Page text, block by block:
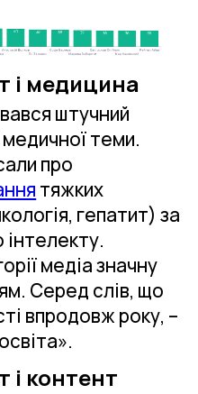
і медицина
штучний
медичної теми.
про
тяжких
гепатит) за
медіа значну
Серед слів, що
впродовж року, –
і контент